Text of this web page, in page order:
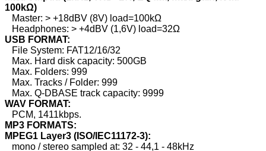
100kΩ)
Master: > +18dBV (8V) load=100kΩ
Headphones: > +4dBV (1,6V) load=32Ω
USB FORMAT:
File System: FAT12/16/32
Max. Hard disk capacity: 500GB
Max. Folders: 999
Max. Tracks / Folder: 999
Max. Q-DBASE track capacity: 9999
WAV FORMAT:
PCM, 1411kbps.
MP3 FORMATS:
MPEG1 Layer3 (ISO/IEC11172-3):
mono / stereo sampled at: 32 - 44,1 - 48kHz